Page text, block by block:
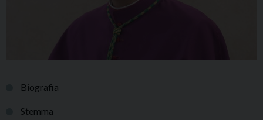
Biografia
Stemma